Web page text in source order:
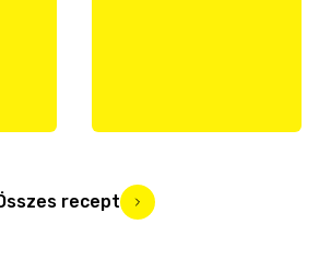
recept